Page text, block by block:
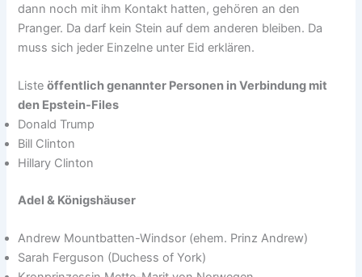
dann noch mit ihm Kontakt hatten, gehören an den
Pranger. Da darf kein Stein auf dem anderen bleiben. Da
muss sich jeder Einzelne unter Eid erklären.
Listeöffentlich genannter Personen in Verbindung mit
den Epstein-Files
Donald Trump
Bill Clinton
Hillary Clinton
Adel & Königshäuser
Andrew Mountbatten-Windsor (ehem. Prinz Andrew)
Sarah Ferguson (Duchess of York)